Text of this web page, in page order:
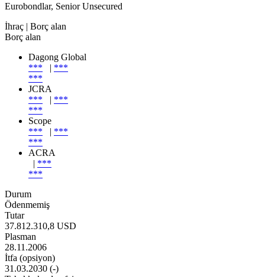
Eurobondlar, Senior Unsecured
İhraç | Borç alan
Borç alan
Dagong Global
***
| ***
***
JCRA
***
| ***
***
Scope
***
| ***
***
ACRA
| ***
***
Durum
Ödenmemiş
Tutar
37.812.310,8 USD
Plasman
28.11.2006
İtfa (opsiyon)
31.03.2030 (-)